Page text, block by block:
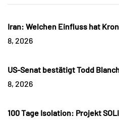
Iran: Welchen Einfluss hat
8, 2026
US-Senat bestätigt Todd
8, 2026
100 Tage Isolation: Projekt